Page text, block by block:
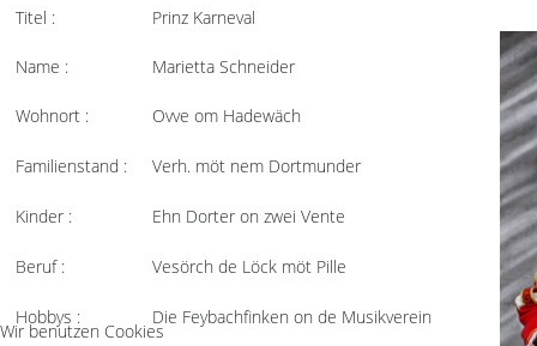
Titel : Prinz Karneval
Name : Marietta Schneider
Wohnort : Ovve om Hadewäch
Familienstand : Verh. möt nem Dortmunder
Kinder : Ehn Dorter on zwei Vente
Beruf : Vesörch de Löck möt Pille
Hobbys : Die Feybachfinken on de Musikverein
Wir benutzen Cookies